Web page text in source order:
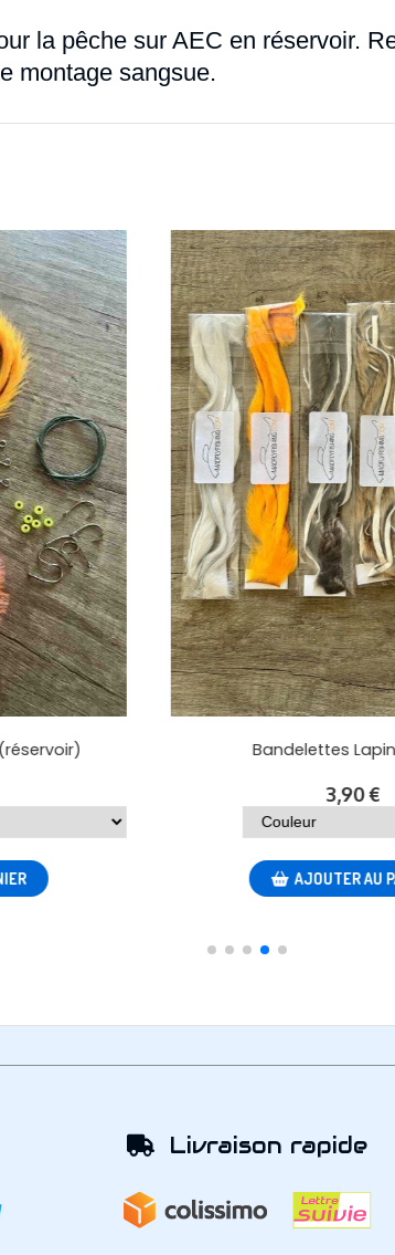
la pêche sur AEC en réservoir.
montage sangsue.
Tube fly (pochette de 25)
3,10€
AJOUTER AU PANIER
Livraison rapide